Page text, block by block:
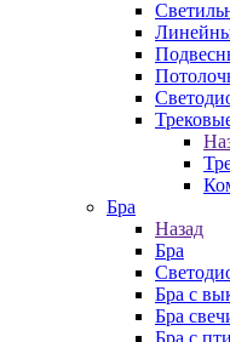
Бра
Назад
Бра
Бра с
Бра
Бра с